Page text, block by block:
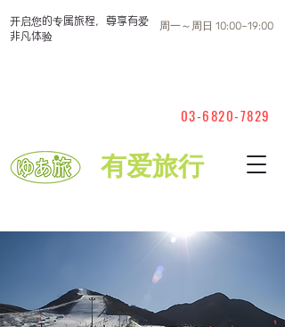
有爱旅行
开启您的专属旅程，尊享有爱
非凡体验
周一～周日 10:00~19:00
03-6820-7829